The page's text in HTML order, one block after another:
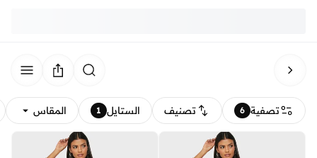
تصفية 6 تصنيف الستايل 1 المقاس